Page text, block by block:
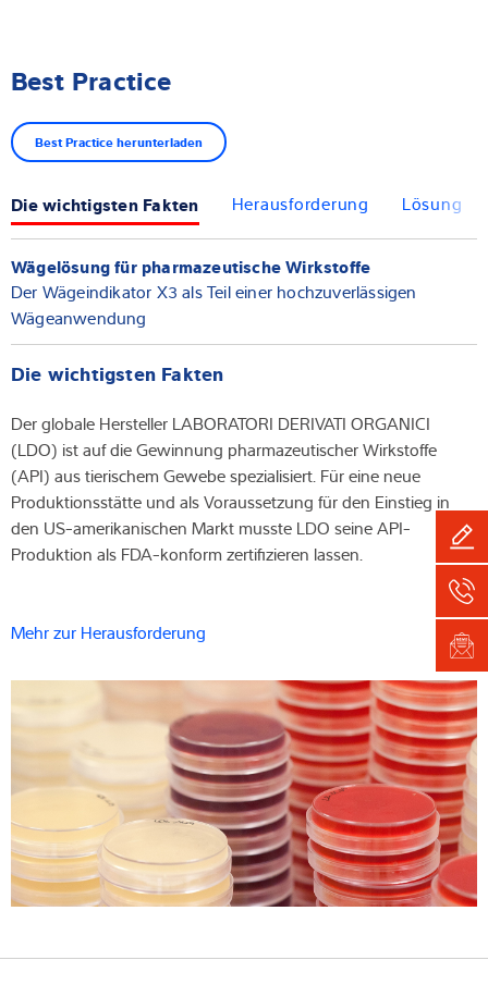
Best Practice
Die wichtigsten Fakten Herausforderung Lösung
Best Practice herunterladen
Wägelösung für pharmazeutische Wirkstoffe
Der Wägeindikator X3 als Teil einer hochzuverlässigen
Wägeanwendung
Die wichtigsten Fakten
Der globale Hersteller LABORATORI DERIVATI ORGANICI
(LDO) ist auf die Gewinnung pharmazeutischer Wirkstoffe
(API) aus tierischem Gewebe spezialisiert. Für eine neue
Produktionsstätte und als Voraussetzung für den Einstieg in
den US-amerikanischen Markt musste LDO seine API-
Produktion als FDA-konform zertifizieren lassen.
Mehr zur Herausforderung